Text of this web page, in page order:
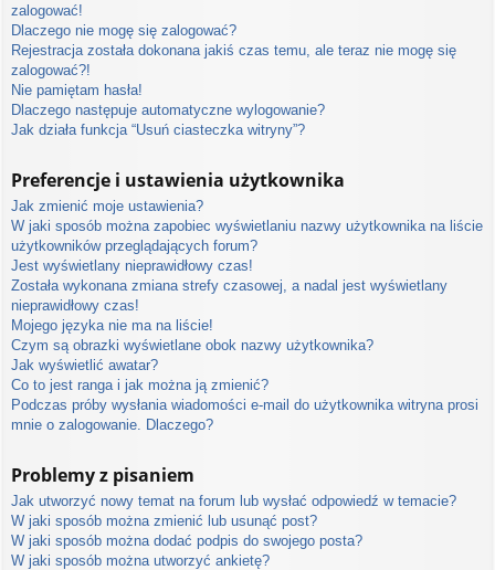
zalogować!
Dlaczego nie mogę się zalogować?
Rejestracja została dokonana jakiś czas temu, ale teraz nie mogę się
zalogować?!
Nie pamiętam hasła!
Dlaczego następuje automatyczne wylogowanie?
Jak działa funkcja “Usuń ciasteczka witryny”?
Preferencje i ustawienia użytkownika
Jak zmienić moje ustawienia?
W jaki sposób można zapobiec wyświetlaniu nazwy użytkownika na liście
użytkowników przeglądających forum?
Jest wyświetlany nieprawidłowy czas!
Została wykonana zmiana strefy czasowej, a nadal jest wyświetlany
nieprawidłowy czas!
Mojego języka nie ma na liście!
Czym są obrazki wyświetlane obok nazwy użytkownika?
Jak wyświetlić awatar?
Co to jest ranga i jak można ją zmienić?
Podczas próby wysłania wiadomości e-mail do użytkownika witryna prosi
mnie o zalogowanie. Dlaczego?
Problemy z pisaniem
Jak utworzyć nowy temat na forum lub wysłać odpowiedź w temacie?
W jaki sposób można zmienić lub usunąć post?
W jaki sposób można dodać podpis do swojego posta?
W jaki sposób można utworzyć ankietę?